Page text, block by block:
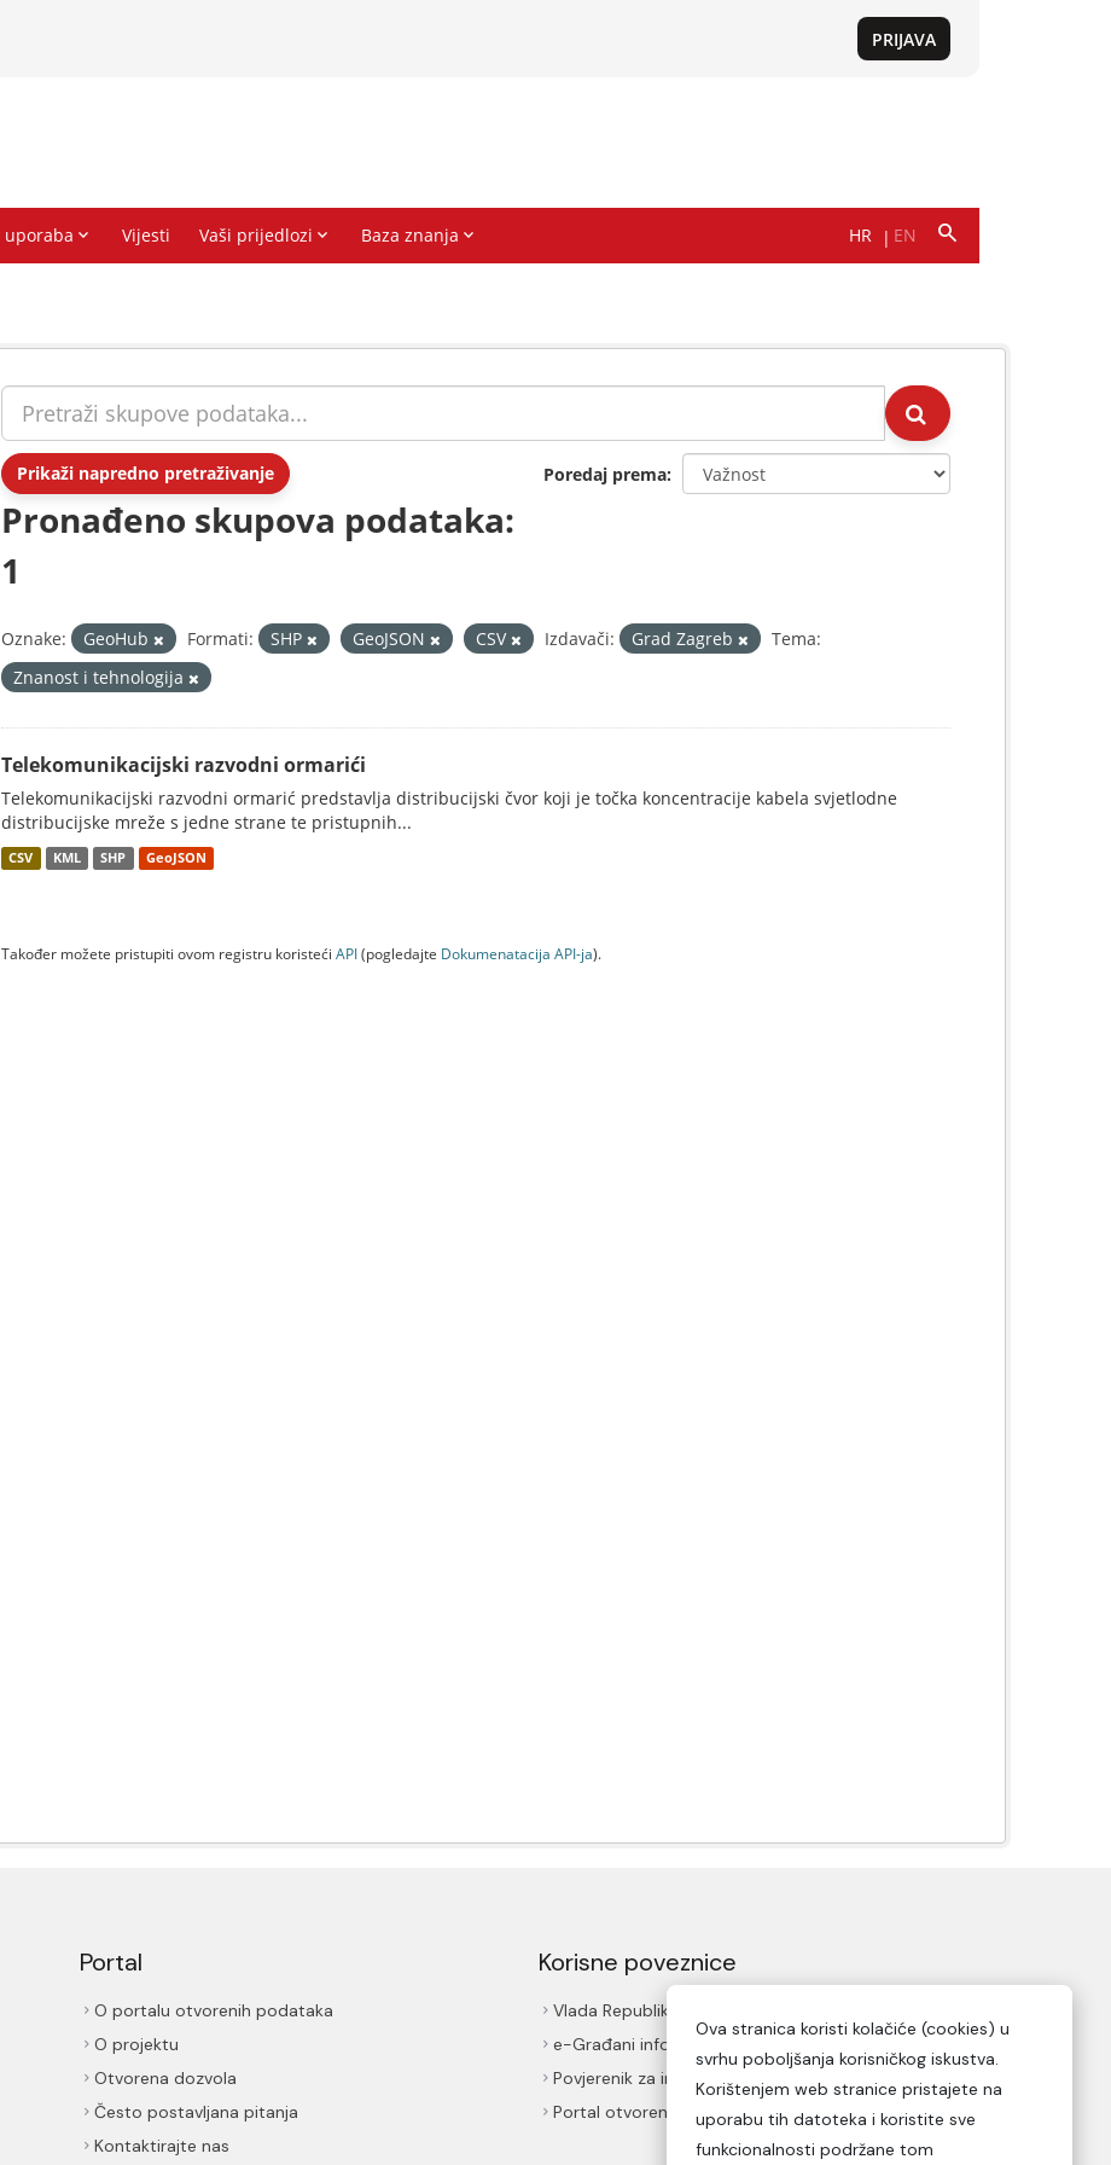
Prikaži napredno pretraživanje Poredaj prema
Pronađeno skupova podataka:
1
Oznake: GeoHub Formati: SHP GeoJSON CSV Izdavači: Grad Zagreb
Tema:
Znanost i tehnologija
Telekomunikacijski razvodni ormarići
Telekomunikacijski razvodni ormarić predstavlja distribucijski čvor koji je točka koncentracije kabela svjetlodne
distribucijske mreže s jedne strane te pristupnih...
CSV KML SHP GeoJSON
Također možete pristupiti ovom registru koristeći API(pogledajte Dokumenаtаcijа API-jа).